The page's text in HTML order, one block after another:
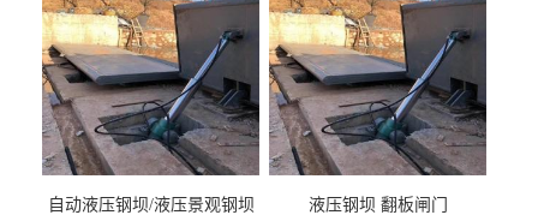
自动液压钢坝/液压景观钢坝 液压钢坝 翻板闸门